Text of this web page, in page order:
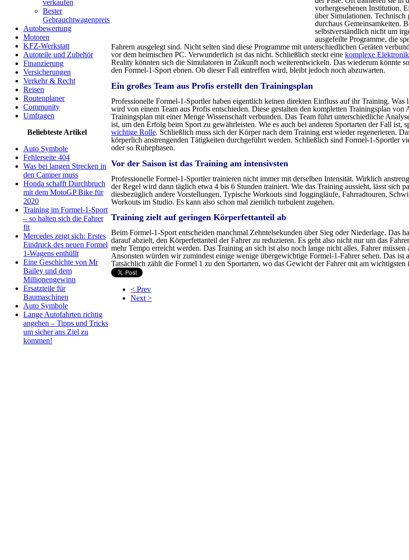
verkaufen
Bester
Gebrauchtwagenpreis
Autobewertung
Motoren
KFZ-Werkstatt
Autoteile und Zubehör
Finanzierung
Versicherungen
Verkehr & Recht
Reisen
Routenplaner
Community
Umfragen
Beliebteste Artikel
Auto Symbole
Fehlerseite 404
Was bei langen Strecken in
den Camper muss
Honda schafft Durchbruch
mit dem MotoGP Bike für
2020
Training im Formel-1-Sport
– so halten sich die Fahrer
fit
Mercedes zeigt sich: Erstes
Eindruck des neuen Formel
1-Wagens enthüllt
Eine Geschichte von Mr
Bailey und dem
Millionengewinn
Ersatzteile für
Baumaschinen
Auto Symbole
Lange Autofahrten richtig
angehen – Tipps und Tricks
um sicher ans Ziel zu
kommen!
vorhergesehenen Institution.
über Simulationen. Technisch
durchaus Gemeinsamkeiten.
selbstverständlich nicht um
ausgefeilte Programme, die
Fahrern ausgelegt sind. Nicht selten sind diese Programme mit unterschiedlichen Geräten
vor dem heimischen PC. Verwunderlich ist das nicht. Schließlich steckt eine komplexe Elektronik
Reality könnten sich die Simulatoren in Zukunft noch weiterentwickeln. Das wiederum könnte
den Formel-1-Sport ebnen. Ob dieser Fall eintreffen wird, bleibt jedoch noch abzuwarten.
Ein großes Team aus Profis erstellt den Trainingsplan
Professionelle Formel-1-Sportler haben eigentlich keinen direkten Einfluss auf ihr Training. Was
wird von einem Team aus Profis entschieden. Diese gestalten den kompletten Trainingsplan von
Trainingsplan mit einer Menge Wissenschaft verbunden. Das Team führt unterschiedliche
ist, um den Erfolg beim Sport zu gewährleisten. Wie es auch bei anderen Sportarten der Fall ist,
wichtige Rolle. Schließlich muss sich der Körper nach dem Training erst wieder regenerieren.
körperlich anstrengenden Tätigkeiten durchgeführt werden. Schließlich sind Formel-1-Sportler
oder so Ruhephasen.
Vor der Saison ist das Training am intensivsten
Professionelle Formel-1-Sportler trainieren nicht immer mit derselben Intensität. Wirklich
der Regel wird dann täglich etwa 4 bis 6 Stunden trainiert. Wie das Training aussieht, lässt sich
diesbezüglich andere Vorstellungen. Typische Workouts sind Joggingläufe, Fahrradtouren,
Workouts im Studio. Es kann also schon mal ziemlich turbulent zugehen.
Training zielt auf geringen Körperfettanteil ab
Beim Formel-1-Sport entscheiden manchmal Zehntelsekunden über Sieg oder Niederlage. Das
darauf abzielt, den Körperfettanteil der Fahrer zu reduzieren. Es geht also nicht nur um das
mehr Tempo erreicht werden. Das Training an sich ist also noch lange nicht alles. Fahrer
Ansonsten würden wir zumindest einige wenige übergewichtige Formel-1-Fahrer sehen. Das ist
Tatsächlich zählt die Formel 1 zu den Sportarten, wo das Gewicht der Fahrer mit am wichtigsten
< Prev
Next >